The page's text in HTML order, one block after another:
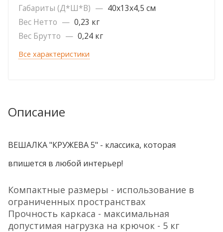
Габариты (Д*Ш*В) — 40х13х4,5 см
Вес Нетто — 0,23 кг
Вес Брутто — 0,24 кг
Все характеристики
Описание
ВЕШАЛКА "КРУЖЕВА 5" - классика, которая
впишется в любой интерьер!
Компактные размеры - использование в
ограниченных пространствах
Прочность каркаса - максимальная
допустимая нагрузка на крючок - 5 кг